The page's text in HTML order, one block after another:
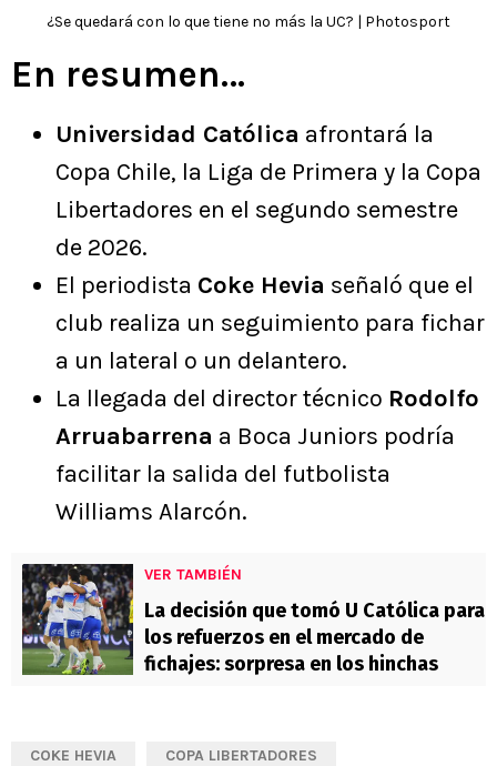
¿Se quedará con lo que tiene no más la UC? | Photosport
En resumen…
Universidad Católica afrontará la
Copa Chile, la Liga de Primera y la Copa
Libertadores en el segundo semestre
de 2026.
El periodista Coke Hevia señaló que el
club realiza un seguimiento para fichar
a un lateral o un delantero.
La llegada del director técnico Rodolfo
Arruabarrena a Boca Juniors podría
facilitar la salida del futbolista
Williams Alarcón.
VER TAMBIÉN
La decisión que tomó U Católica para
los refuerzos en el mercado de
fichajes: sorpresa en los hinchas
COKE HEVIA COPA LIBERTADORES